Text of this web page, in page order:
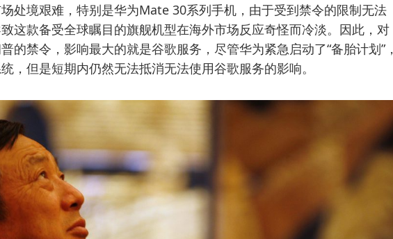
处境艰难，特别是华为Mate 30系列手机，由于受到禁令的限制无法
这款备受全球瞩目的旗舰机型在海外市场反应奇怪而冷淡。因此，对
的禁令，影响最大的就是谷歌服务，尽管华为紧急启动了“备胎计划”，
，但是短期内仍然无法抵消无法使用谷歌服务的影响。